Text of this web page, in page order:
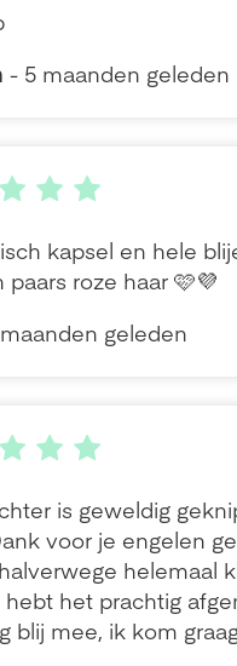
- 5 maanden geleden
kapsel en hele
paars roze haar 🩷💜
geleden
is geweldig
voor je engelen
helemaal
hebt het prachtig
blij mee, ik kom